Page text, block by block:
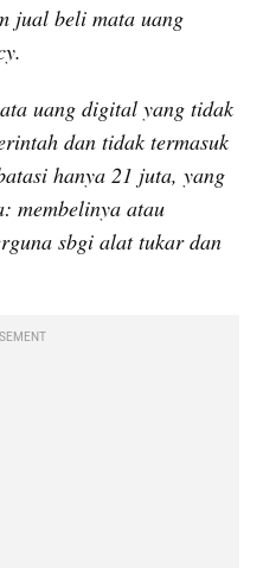
jual beli mata uang
uang digital yang tidak
dan tidak termasuk
hanya 21 juta, yang
membelinya atau
sbgi alat tukar dan